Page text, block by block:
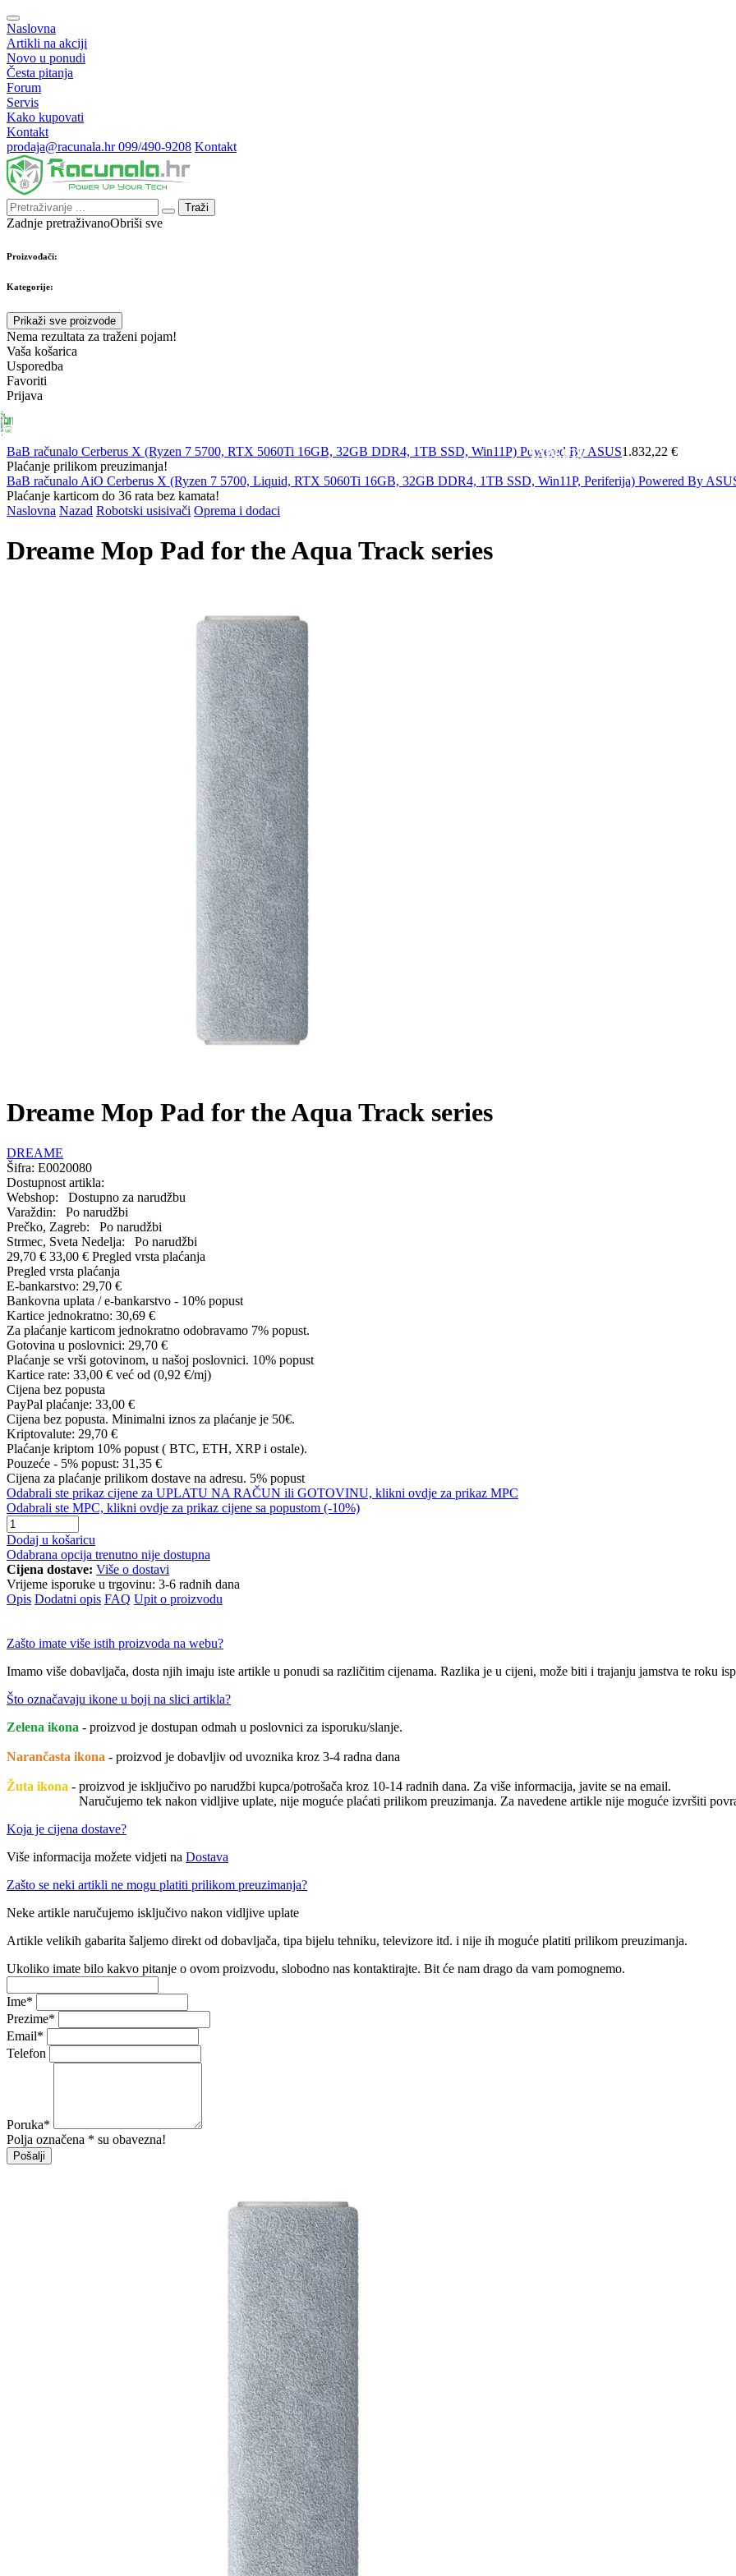
Naslovna
Artikli na akciji
Novo u ponudi
Česta pitanja
Forum
Servis
Kako kupovati
Kontakt
prodaja@racunala.hr099/490-9208 Kontakt
Traži
Zadnje pretraživanoObriši sve
Proizvođači:
Kategorije:
Prikaži sve proizvode
Nema rezultata za traženi pojam!
Vaša košarica
Usporedba
Favoriti
Prijava
TABLETI
BaB računalo Cerberus X (Ryzen 7 5700, RTX 5060Ti 16GB, 32GB DDR4, 1TB SSD, Win11P) Powered By ASUS1.832,22 €
Plaćanje prilikom preuzimanja!
BaB računalo AiO Cerberus X (Ryzen 7 5700, Liquid, RTX 5060Ti 16GB, 32GB DDR4, 1TB SSD, Win11P, Periferija) Powered By
Plaćanje karticom do 36 rata bez kamata!
Naslovna Nazad Robotski usisivači Oprema i dodaci
Dreame Mop Pad for the Aqua Track series
Dreame Mop Pad for the Aqua Track series
DREAME
Šifra: E0020080
Dostupnost artikla:
Webshop:
Dostupno za narudžbu
Varaždin:
Po narudžbi
Prečko, Zagreb:
Po narudžbi
Strmec, Sveta Nedelja:
Po narudžbi
29,70 € 33,00 € Pregled vrsta plaćanja
Pregled vrsta plaćanja
E-bankarstvo: 29,70 €
Bankovna uplata / e-bankarstvo - 10% popust
Kartice jednokratno: 30,69 €
Za plaćanje karticom jednokratno odobravamo 7% popust.
Gotovina u poslovnici: 29,70 €
Plaćanje se vrši gotovinom, u našoj poslovnici. 10% popust
Kartice rate: 33,00 € već od (0,92 €/mj)
Cijena bez popusta
PayPal plaćanje: 33,00 €
Cijena bez popusta. Minimalni iznos za plaćanje je 50€.
Kriptovalute: 29,70 €
Plaćanje kriptom 10% popust ( BTC, ETH, XRP i ostale).
Pouzeće - 5% popust: 31,35 €
Cijena za plaćanje prilikom dostave na adresu. 5% popust
Odabrali ste prikaz cijene za UPLATU NA RAČUN ili GOTOVINU, klikni ovdje za prikaz MPC
Odabrali ste MPC, klikni ovdje za prikaz cijene sa popustom (-10%)
Dodaj u košaricu
Odabrana opcija trenutno nije dostupna
Cijena dostave: Više o dostavi
Vrijeme isporuke u trgovinu: 3-6 radnih dana
Opis Dodatni opis FAQ Upit o proizvodu
Zašto imate više istih proizvoda na webu?
Imamo više dobavljača, dosta njih imaju iste artikle u ponudi sa različitim cijenama. Razlika je u cijeni, može biti i trajanju jamstva te roku
Što označavaju ikone u boji na slici artikla?
Zelena ikona - proizvod je dostupan odmah u poslovnici za isporuku/slanje.
Narančasta ikona - proizvod je dobavljiv od uvoznika kroz 3-4 radna dana
Žuta ikona - proizvod je isključivo po narudžbi kupca/potrošača kroz 10-14 radnih dana. Za više informacija, javite se na email.
Naručujemo tek nakon vidljive uplate, nije moguće plaćati prilikom preuzimanja. Za navedene artikle nije moguće izvršiti
Koja je cijena dostave?
Više informacija možete vidjeti na Dostava
Zašto se neki artikli ne mogu platiti prilikom preuzimanja?
Neke artikle naručujemo isključivo nakon vidljive uplate
Artikle velikih gabarita šaljemo direkt od dobavljača, tipa bijelu tehniku, televizore itd. i nije ih moguće platiti prilikom preuzimanja.
Ukoliko imate bilo kakvo pitanje o ovom proizvodu, slobodno nas kontaktirajte. Bit će nam drago da vam pomognemo.
Ime*
Prezime*
Email*
Telefon
Poruka*
Polja označena * su obavezna!
Pošalji